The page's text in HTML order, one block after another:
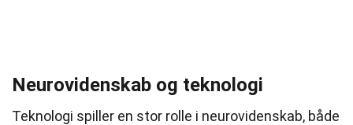
Neurovidenskab og teknologi
Teknologi spiller en stor rolle i neurovidenskab, både